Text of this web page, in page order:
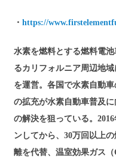
・https://
水素を燃料とする燃料電
るカリフォルニア周辺地
を運営。各国で水素自動
の拡充が水素自動車普及
の解決を狙っている。
ンしてから、30万回以上
離を代替、温室効果ガス